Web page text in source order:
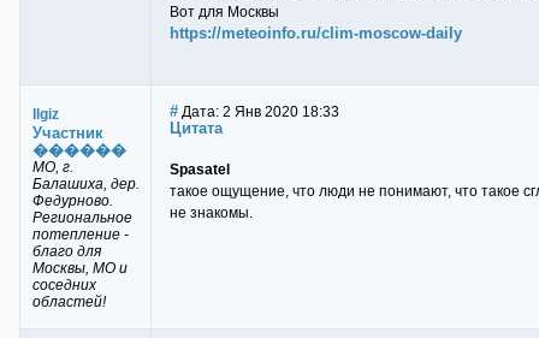
Вот для Москвы
https://meteoinfo.ru/clim-moscow-daily
Ilgiz
Участник
������
МО, г.
Балашиха, дер.
Федурново.
Региональное
потепление -
благо для
Москвы, МО и
соседних
областей!
# Дата: 2 Янв 2020 18:33
Цитата
Spasatel
такое ощущение, что люди не понимают, что такое
не знакомы.